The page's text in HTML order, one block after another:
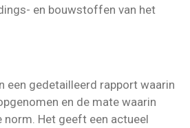
en bouwstoffen van het
een gedetailleerd rapport waarin
en de mate waarin
Het geeft een actueel